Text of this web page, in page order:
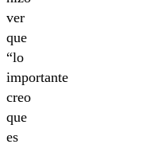
ver
que
“lo
importante
creo
que
es